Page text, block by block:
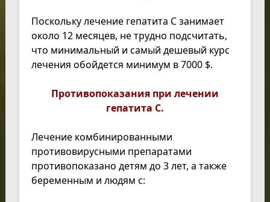
Поскольку лечение гепатита С занимает
около 12 месяцев, не трудно подсчитать,
что минимальный и самый дешевый курс
лечения обойдется минимум в 7000 $.
Противопоказания при лечении
гепатита С.
Лечение комбинированными
противовирусными препаратами
противопоказано детям до 3 лет, а также
беременным и людям с: